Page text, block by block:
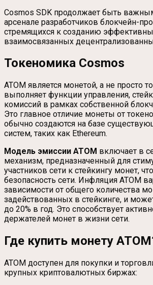
Cosmos SDK продолжает быть
арсенале разработчиков блокчейн-
стремящихся к созданию
взаимосвязанных
Токеномика Cosmos
ATOM является монетой, а не просто
выполняет функции управления,
комиссий в рамках собственной
Это главное отличие монеты от
обычно создаются на базе
систем, таких как Ethereum.
Модель эмиссии ATOM включает в
механизм, предназначенный для
участников сети к стейкингу монет,
безопасность сети. Инфляция ATOM
зависимости от общего количества
задействованных в стейкинге, и
до 20% в год. Это способствует
держателей монет в жизни сети.
Где купить монету
ATOM доступен для покупки и
крупных криптовалютных биржах: